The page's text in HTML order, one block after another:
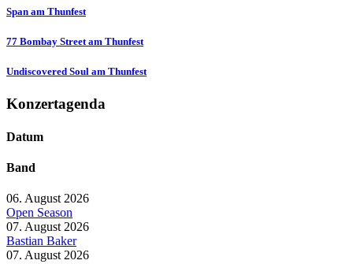
Span am Thunfest
77 Bombay Street am Thunfest
Undiscovered Soul am Thunfest
Konzertagenda
Datum
Band
06. August 2026
Open Season
07. August 2026
Bastian Baker
07. August 2026